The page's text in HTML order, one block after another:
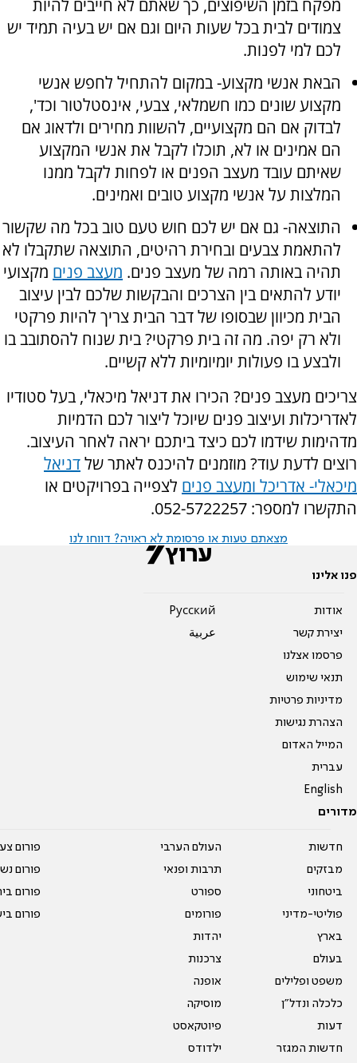
מפקח בזמן השיפוצים, כך שאתם לא חייבים להיות
צמודים לבית בכל שעות היום וגם אם יש בעיה תמיד יש
לכם למי לפנות.
הבאת אנשי מקצוע- במקום להתחיל לחפש אנשי
מקצוע שונים כמו חשמלאי, צבעי, אינסטלטור וכד',
לבדוק אם הם מקצועיים, להשוות מחירים ולדאוג אם
הם אמינים או לא, תוכלו לקבל את אנשי המקצוע
שאיתם עובד מעצב הפנים או לפחות לקבל ממנו
המלצות על אנשי מקצוע טובים ואמינים.
התוצאה- גם אם יש לכם חוש טעם טוב בכל מה שקשור
להתאמת צבעים ובחירת רהיטים, התוצאה שתקבלו לא
תהיה באותה רמה של מעצב פנים. מעצב פנים מקצועי
יודע להתאים בין הצרכים והבקשות שלכם לבין עיצוב
הבית מכיוון שבסופו של דבר הבית צריך להיות פרקטי
ולא רק יפה. מה זה בית פרקטי? בית שנוח להסתובב בו
ולבצע בו פעולות יומיומיות ללא קשיים.
צריכים מעצב פנים? הכירו את דניאל מיכאלי, בעל סטודיו
לאדריכלות ועיצוב פנים שיוכל ליצור לכם הדמיות
מדהימות שידמו לכם כיצד ביתכם יראה לאחר העיצוב.
רוצים לדעת עוד? מוזמנים להיכנס לאתר שלדניאל
מיכאלי- אדריכל ומעצב פנים לצפייה בפרויקטים או
התקשרו למספר: 052-5722257.
מצאתם טעות או פרסומת לא ראויה? דווחו לנו
פנו אלינו
אודות
יצירת קשר
פרסמו אצלנו
תנאי שימוש
מדיניות פרטיות
הצהרת נגישות
המייל האדום
עברית
English
Pусский
عربية
מדורים
חדשות
מבזקים
ביטחוני
פוליטי-מדיני
בארץ
בעולם
משפט ופלילים
כלכלה ונדל"ן
דעות
חדשות המגזר
העולם הערבי
תרבות ופנאי
ספורט
פורומים
יהדות
צרכנות
אופנה
מוסיקה
פיוטקאסט
ילדודס
פורום
פורום
פורום
פורום